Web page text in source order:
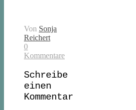
Von Sonja
Reichert
0
Kommentare
Schreibe
einen
Kommentar